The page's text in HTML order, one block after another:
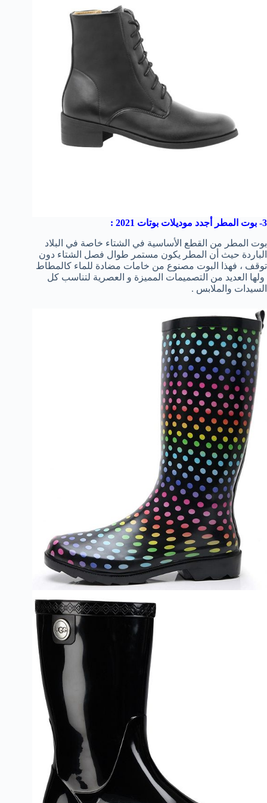
3- بوت المطر أجدد موديلات بوتات 2021 :
بوت المطر من القطع الأساسية في الشتاء خاصة في البلاد
الباردة حيث أن المطر يكون مستمر طوال فصل الشتاء دون
توقف ، فهذا البوت مصنوع من خامات مضادة للماء كالمطاط
ولها العديد من التصميمات المميزة و العصرية لتناسب كل
السيدات والملابس .